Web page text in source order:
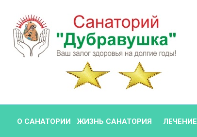
О САНАТОРИИ ЖИЗНЬ САНАТОРИЯ ЛЕЧЕНИЕ